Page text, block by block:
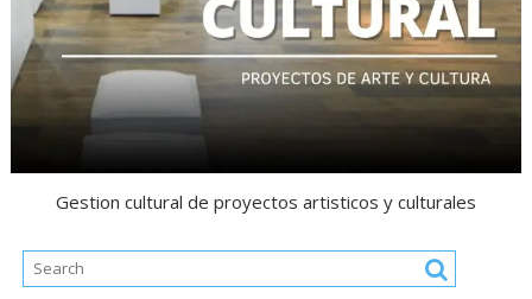
Gestion cultural de proyectos artisticos y culturales